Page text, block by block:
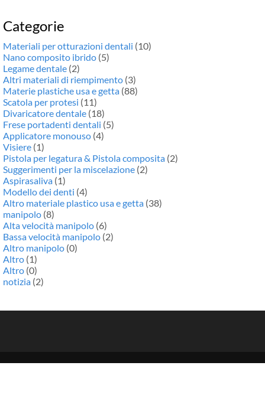
Categorie
Materiali per otturazioni dentali (10)
Nano composito ibrido (5)
Legame dentale (2)
Altri materiali di riempimento (3)
Materie plastiche usa e getta (88)
Scatola per protesi (11)
Divaricatore dentale (18)
Frese portadenti dentali (5)
Applicatore monouso (4)
Visiere (1)
Pistola per legatura & Pistola composita (2)
Suggerimenti per la miscelazione (2)
Aspirasaliva (1)
Modello dei denti (4)
Altro materiale plastico usa e getta (38)
manipolo (8)
Alta velocità manipolo (6)
Bassa velocità manipolo (2)
Altro manipolo (0)
Altro (1)
Altro (0)
notizia (2)